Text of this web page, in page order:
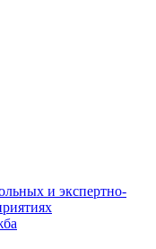
и экспертно-